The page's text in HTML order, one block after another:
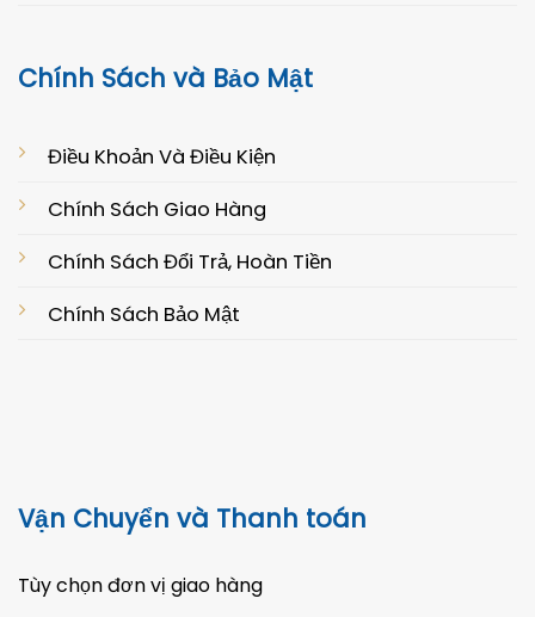
Chính Sách và Bảo Mật
Điều Khoản Và Điều Kiện
Chính Sách Giao Hàng
Chính Sách Đổi Trả, Hoàn Tiền
Chính Sách Bảo Mật
Vận Chuyển và Thanh toán
Tùy chọn đơn vị giao hàng